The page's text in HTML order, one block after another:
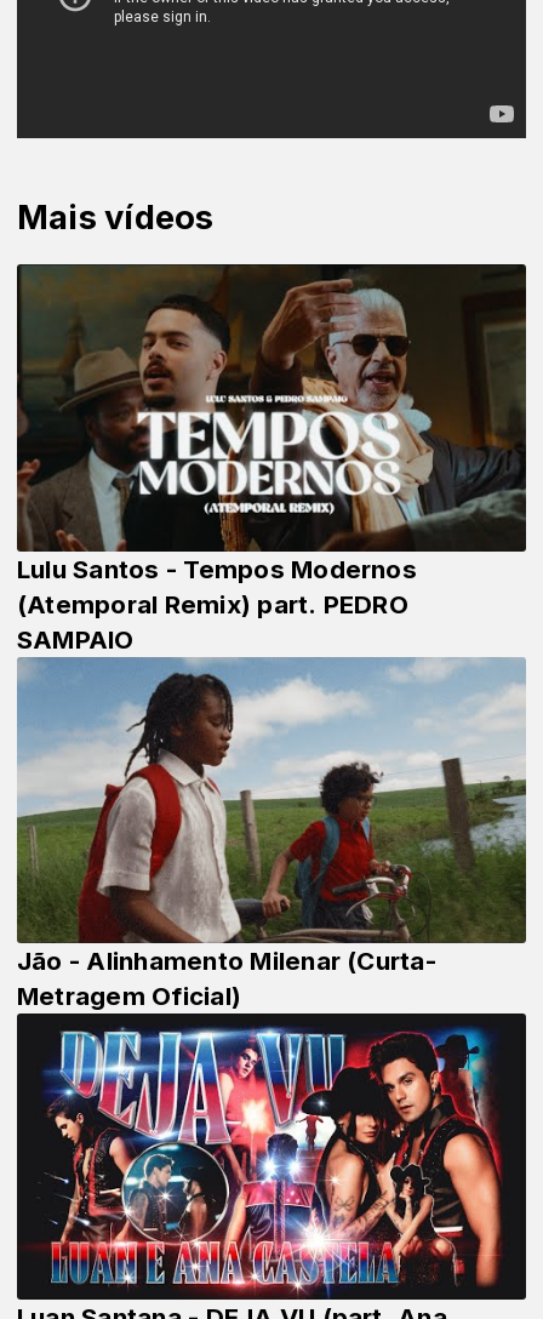
Mais vídeos
Lulu Santos - Tempos Modernos
(Atemporal Remix) part. PEDRO
SAMPAIO
Jão - Alinhamento Milenar (Curta-
Metragem Oficial)